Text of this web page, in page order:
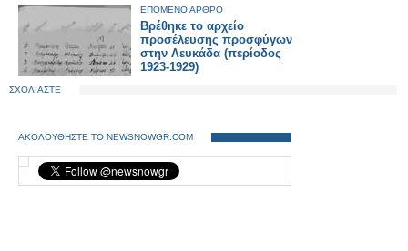
ΕΠΟΜΕΝΟ ΑΡΘΡΟ
Βρέθηκε το αρχείο
προσέλευσης προσφύγων
στην Λευκάδα (περίοδος
1923-1929)
ΣΧΟΛΙΑΣΤΕ
ΑΚΟΛΟΥΘΗΣΤΕ ΤΟ NEWSNOWGR.COM